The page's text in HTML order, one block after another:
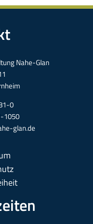
Nahe-Glan
0
1050
glan.de